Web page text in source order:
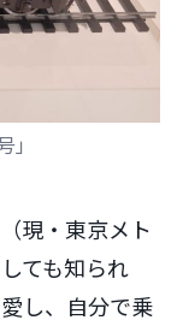
現・東京メト
ても知られ
し、自分で乗